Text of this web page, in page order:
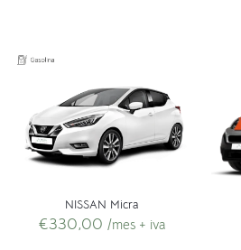
NISSAN Micra
€330,00 /mes + iva